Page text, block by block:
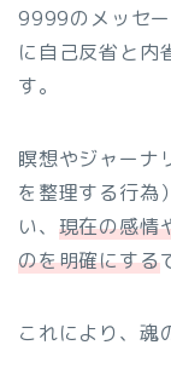
9999のメッセ
に自己反省と内
す。
瞑想やジャーナ
を整理する行為
い、 現在の感情
のを明確にする
これにより、魂